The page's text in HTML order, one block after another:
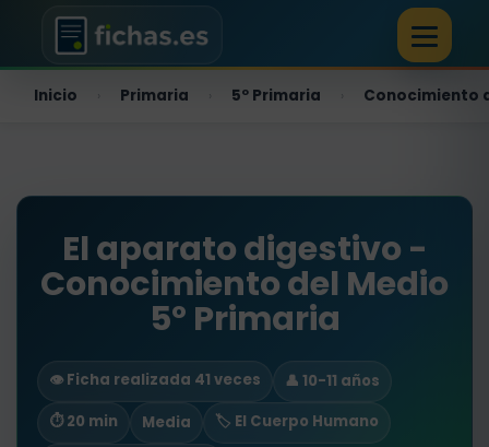
Inicio Primaria 5º Primaria Conocimiento
El aparato digestivo -
Conocimiento del Medio
5º Primaria
👁️ Ficha realizada 41 veces
👤 10-11 años
⏱ 20 min
Media
🏷️ El Cuerpo Humano